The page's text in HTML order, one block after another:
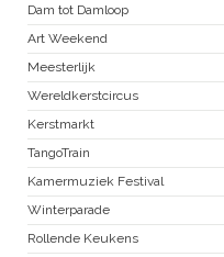
Dam tot Damloop
Art Weekend
Meesterlijk
Wereldkerstcircus
Kerstmarkt
TangoTrain
Kamermuziek Festival
Winterparade
Rollende Keukens